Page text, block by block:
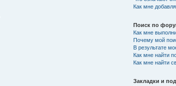
Как мне
Поиск по
Как мне
Почему мой
В результате
Как мне найти
Как мне найти
Закладки и